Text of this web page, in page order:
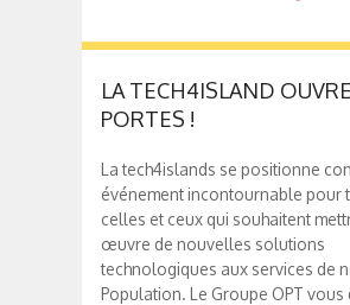
LA TECH4ISLAND
PORTES !
La tech4islands se positionne
événement incontournable pour
celles et ceux qui souhaitent
œuvre de nouvelles solutions
technologiques aux services de
Population. Le Groupe OPT vous